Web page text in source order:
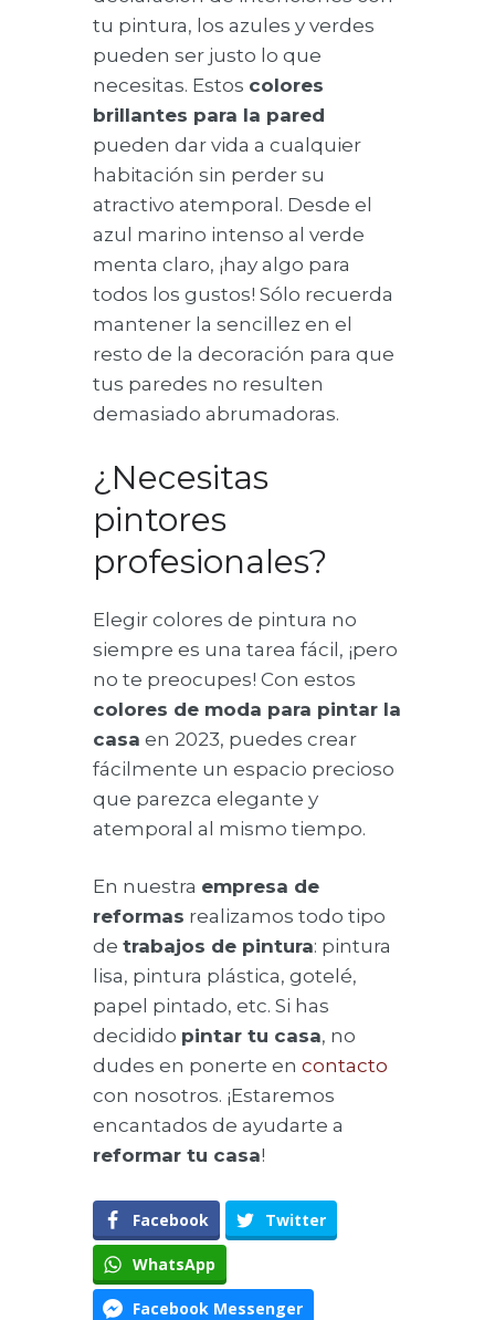
tu pintura, los azules y verdes
pueden ser justo lo que
necesitas. Estos colores
brillantes para la pared
pueden dar vida a cualquier
habitación sin perder su
atractivo atemporal. Desde el
azul marino intenso al verde
menta claro, ¡hay algo para
todos los gustos! Sólo recuerda
mantener la sencillez en el
resto de la decoración para que
tus paredes no resulten
demasiado abrumadoras.
¿Necesitas
pintores
profesionales?
Elegir colores de pintura no
siempre es una tarea fácil, ¡pero
no te preocupes! Con estos
colores de moda para pintar la
casa en 2023, puedes crear
fácilmente un espacio precioso
que parezca elegante y
atemporal al mismo tiempo.
En nuestra empresa de
reformas realizamos todo tipo
de trabajos de pintura: pintura
lisa, pintura plástica, gotelé,
papel pintado, etc. Si has
decidido pintar tu casa, no
dudes en ponerte en contacto
con nosotros. ¡Estaremos
encantados de ayudarte a
reformar tu casa!
Facebook Twitter
WhatsApp
Facebook Messenger